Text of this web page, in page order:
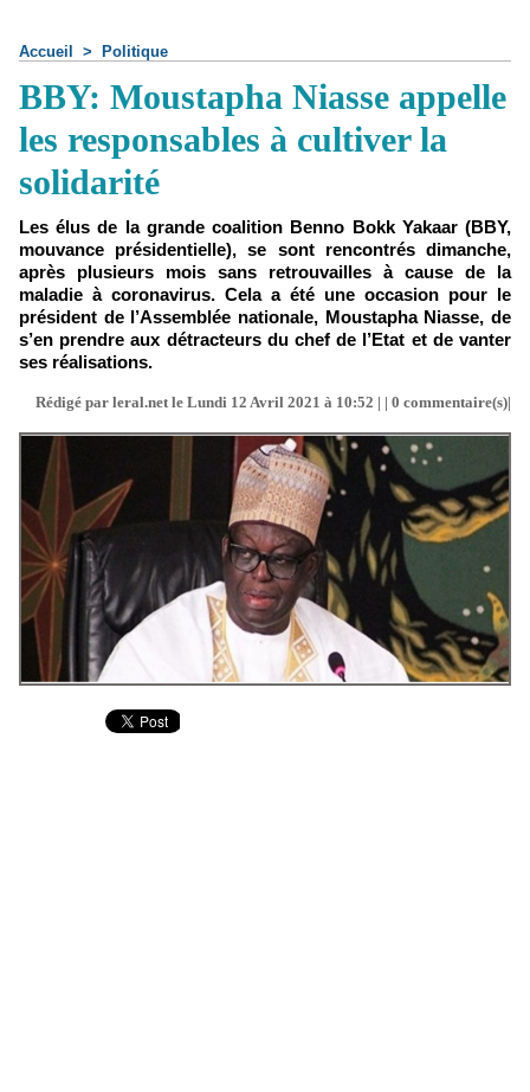
Accueil > Politique
BBY: Moustapha Niasse appelle
les responsables à cultiver la
solidarité
Les élus de la grande coalition Benno Bokk Yakaar (BBY,
mouvance présidentielle), se sont rencontrés dimanche,
après plusieurs mois sans retrouvailles à cause de la
maladie à coronavirus. Cela a été une occasion pour le
président de l’Assemblée nationale, Moustapha Niasse, de
s’en prendre aux détracteurs du chef de l’Etat et de vanter
ses réalisations.
Rédigé par leral.net le Lundi 12 Avril 2021 à 10:52 | | 0 commentaire(s)|